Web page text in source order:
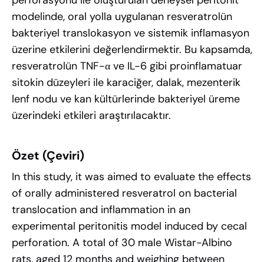
modelinde, oral yolla uygulanan resveratrolün
bakteriyel translokasyon ve sistemik inflamasyon
üzerine etkilerini değerlendirmektir. Bu kapsamda,
resveratrolün TNF-α ve IL-6 gibi proinflamatuar
sitokin düzeyleri ile karaciğer, dalak, mezenterik
lenf nodu ve kan kültürlerinde bakteriyel üreme
üzerindeki etkileri araştırılacaktır.
Özet (Çeviri)
In this study, it was aimed to evaluate the effects
of orally administered resveratrol on bacterial
translocation and inflammation in an
experimental peritonitis model induced by cecal
perforation. A total of 30 male Wistar-Albino
rats, aged 12 months and weighing between